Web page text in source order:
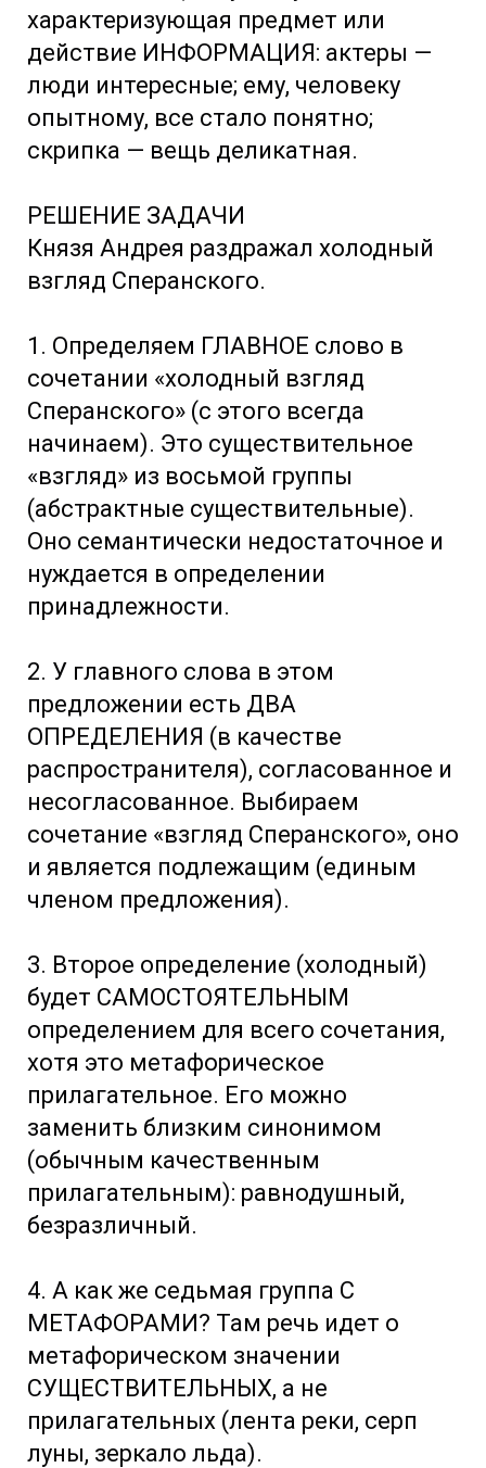
характеризующая предмет или
действие ИНФОРМАЦИЯ: актеры —
люди интересные; ему, человеку
опытному, все стало понятно;
скрипка — вещь деликатная.
РЕШЕНИЕ ЗАДАЧИ
Князя Андрея раздражал холодный
взгляд Сперанского.
1. Определяем ГЛАВНОЕ слово в
сочетании «холодный взгляд
Сперанского» (с этого всегда
начинаем). Это существительное
«взгляд» из восьмой группы
(абстрактные существительные).
Оно семантически недостаточное и
нуждается в определении
принадлежности.
2. У главного слова в этом
предложении есть ДВА
ОПРЕДЕЛЕНИЯ (в качестве
распространителя), согласованное и
несогласованное. Выбираем
сочетание «взгляд Сперанского», оно
и является подлежащим (единым
членом предложения).
3. Второе определение (холодный)
будет САМОСТОЯТЕЛЬНЫМ
определением для всего сочетания,
хотя это метафорическое
прилагательное. Его можно
заменить близким синонимом
(обычным качественным
прилагательным): равнодушный,
безразличный.
4. А как же седьмая группа С
МЕТАФОРАМИ? Там речь идет о
метафорическом значении
СУЩЕСТВИТЕЛЬНЫХ, а не
прилагательных (лента реки, серп
луны, зеркало льда).